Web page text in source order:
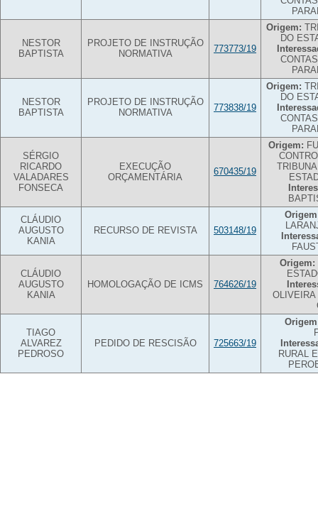
NESTOR
BAPTISTA
PROJETO DE INSTRUÇÃO
NORMATIVA
773773/19
Origem:
DO
NESTOR
BAPTISTA
PROJETO DE INSTRUÇÃO
NORMATIVA
773838/19
Origem:
DO
SÉRGIO
RICARDO
VALADARES
FONSECA
EXECUÇÃO
ORÇAMENTÁRIA
670435/19
Origem:
CLÁUDIO
AUGUSTO
KANIA
RECURSO DE REVISTA 503148/19
CLÁUDIO
AUGUSTO
KANIA
HOMOLOGAÇÃO DE ICMS 764626/19
Origem:
OLIVEIRA
TIAGO
ALVAREZ
PEDROSO
PEDIDO DE RESCISÃO 725663/19
RURAL